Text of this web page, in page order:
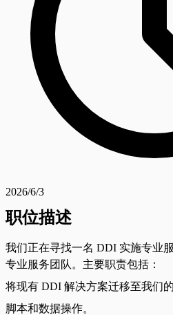
2026/6/3
职位描述
我们正在寻找一名 DDI 实施专业
专业服务团队。主要职责包括：
将现有 DDI 解决方案迁移至我们的
脚本和数据操作。